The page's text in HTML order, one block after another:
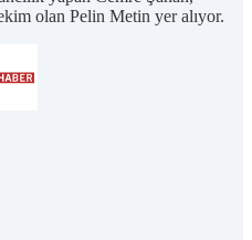
olan Pelin Metin yer alıyor.